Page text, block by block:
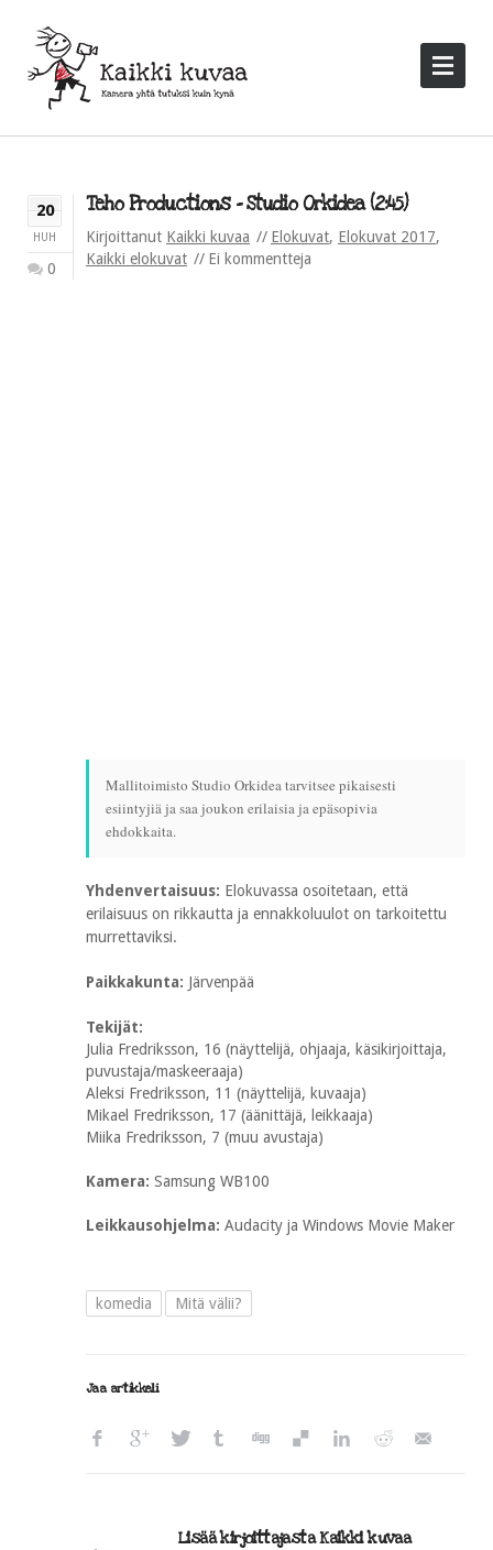
20
HUH
0
Teho Productions – Studio Orkidea (2:45)
Kirjoittanut Kaikki kuvaa Elokuvat, Elokuvat 2017,
Kaikki elokuvat
Ei kommentteja
Mallitoimisto Studio Orkidea tarvitsee pikaisesti
esiintyjiä ja saa joukon erilaisia ja epäsopivia
ehdokkaita.
Yhdenvertaisuus: Elokuvassa osoitetaan, että
erilaisuus on rikkautta ja ennakkoluulot on tarkoitettu
murrettaviksi.
Paikkakunta: Järvenpää
Tekijät:
Julia Fredriksson, 16 (näyttelijä, ohjaaja, käsikirjoittaja,
puvustaja/maskeeraaja)
Aleksi Fredriksson, 11 (näyttelijä, kuvaaja)
Mikael Fredriksson, 17 (äänittäjä, leikkaaja)
Miika Fredriksson, 7 (muu avustaja)
Kamera: Samsung WB100
Leikkausohjelma: Audacity ja Windows Movie Maker
komedia Mitä välii?
Jaa artikkeli
Lisää kirjoittajasta Kaikki kuvaa